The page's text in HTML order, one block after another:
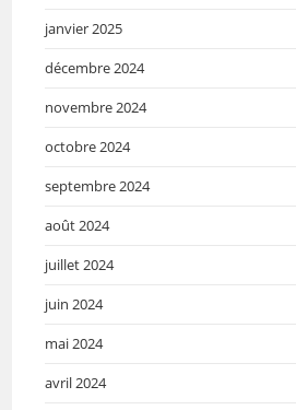
janvier 2025
décembre 2024
novembre 2024
octobre 2024
septembre 2024
août 2024
juillet 2024
juin 2024
mai 2024
avril 2024